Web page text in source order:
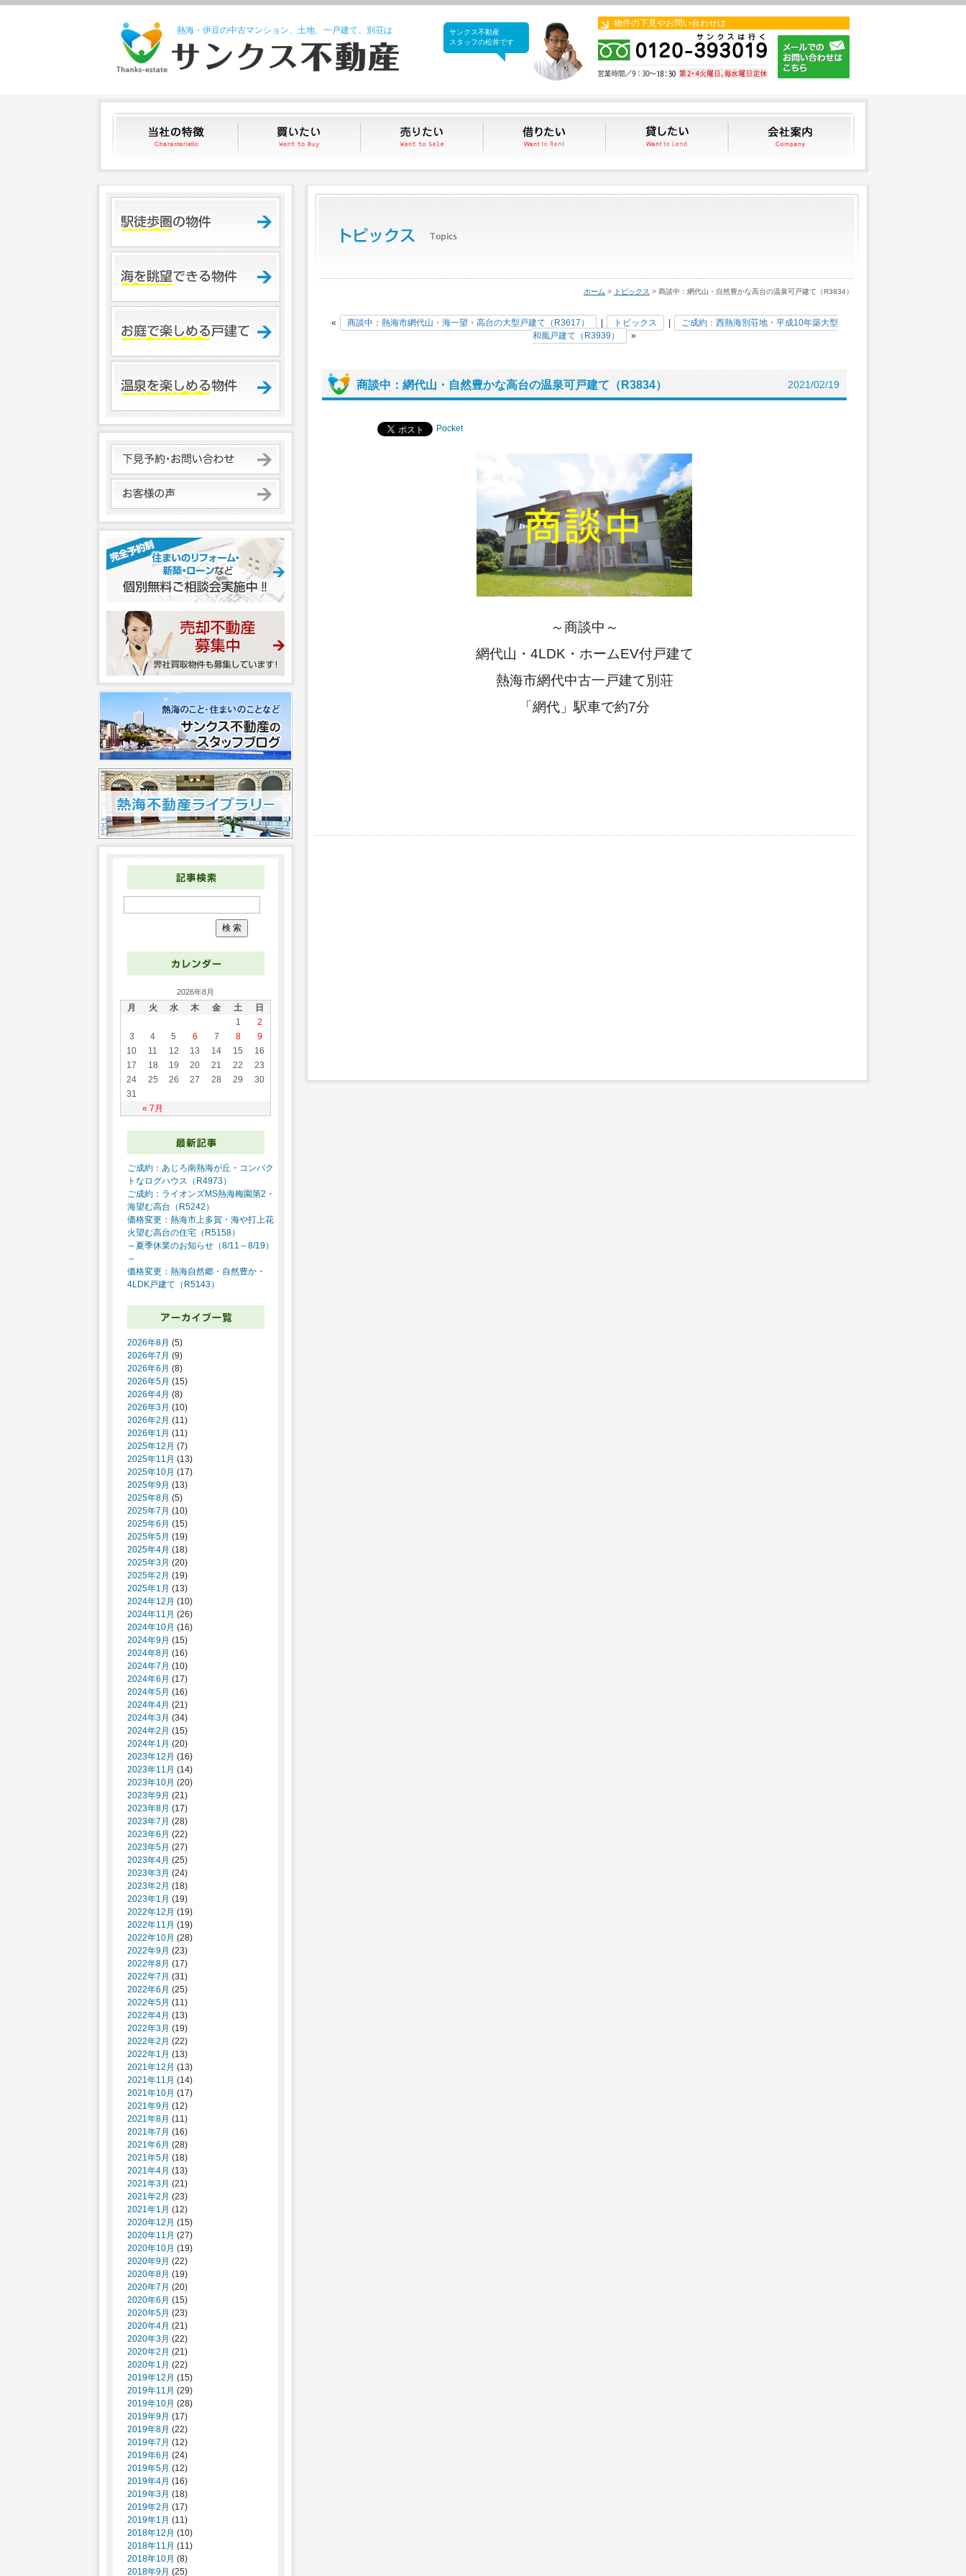
熱海・伊豆の中古マンション、土地、一戸建て、別荘は
サンクス不動産
サンクス不動産
スタッフの松井です
物件の下見やお問い合わせは
当社の特徴 買いたい 売りたい 借りたい 貸したい
ホーム > トピックス > 商談中：網代山・自然豊かな高台の温泉可戸建て（R3834）
« 商談中：熱海市網代山・海一望・高台の大型戸建て（R3617） トピックス
ご成約：西熱海別荘地・平成10年築大型
和風戸建て（R3939）
»
商談中：網代山・自然豊かな高台の温泉可戸建て（R3834） 2021/02/19
Pocket
～商談中～
網代山・4LDK・ホームEV付戸建て
熱海市網代中古一戸建て別荘
「網代」駅車で約7分
2026年8月
月 火 水 木 金 土 日
« 7月
1
2
3
4 5 6 7 8
9
10
11 12 13 14 15
16
17
18 19 20 21 22
23
24
25 26 27 28 29
30
31
ご成約：あじろ南熱海が丘・コンパク
トなログハウス（R4973）
ご成約：ライオンズMS熱海梅園第2・
海望む高台（R5242）
価格変更：熱海市上多賀・海や打上花
火望む高台の住宅（R5158）
～夏季休業のお知らせ（8/11～8/19）
～
価格変更：熱海自然郷・自然豊か・
4LDK戸建て（R5143）
2026年8月 (5)
2026年7月 (9)
2026年6月 (8)
2026年5月 (15)
2026年4月 (8)
2026年3月 (10)
2026年2月 (11)
2026年1月 (11)
2025年12月 (7)
2025年11月 (13)
2025年10月 (17)
2025年9月 (13)
2025年8月 (5)
2025年7月 (10)
2025年6月 (15)
2025年5月 (19)
2025年4月 (18)
2025年3月 (20)
2025年2月 (19)
2025年1月 (13)
2024年12月 (10)
2024年11月 (26)
2024年10月 (16)
2024年9月 (15)
2024年8月 (16)
2024年7月 (10)
2024年6月 (17)
2024年5月 (16)
2024年4月 (21)
2024年3月 (34)
2024年2月 (15)
2024年1月 (20)
2023年12月 (16)
2023年11月 (14)
2023年10月 (20)
2023年9月 (21)
2023年8月 (17)
2023年7月 (28)
2023年6月 (22)
2023年5月 (27)
2023年4月 (25)
2023年3月 (24)
2023年2月 (18)
2023年1月 (19)
2022年12月 (19)
2022年11月 (19)
2022年10月 (28)
2022年9月 (23)
2022年8月 (17)
2022年7月 (31)
2022年6月 (25)
2022年5月 (11)
2022年4月 (13)
2022年3月 (19)
2022年2月 (22)
2022年1月 (13)
2021年12月 (13)
2021年11月 (14)
2021年10月 (17)
2021年9月 (12)
2021年8月 (11)
2021年7月 (16)
2021年6月 (28)
2021年5月 (18)
2021年4月 (13)
2021年3月 (21)
2021年2月 (23)
2021年1月 (12)
2020年12月 (15)
2020年11月 (27)
2020年10月 (19)
2020年9月 (22)
2020年8月 (19)
2020年7月 (20)
2020年6月 (15)
2020年5月 (23)
2020年4月 (21)
2020年3月 (22)
2020年2月 (21)
2020年1月 (22)
2019年12月 (15)
2019年11月 (29)
2019年10月 (28)
2019年9月 (17)
2019年8月 (22)
2019年7月 (12)
2019年6月 (24)
2019年5月 (12)
2019年4月 (16)
2019年3月 (18)
2019年2月 (17)
2019年1月 (11)
2018年12月 (10)
2018年11月 (11)
2018年10月 (8)
2018年9月 (25)